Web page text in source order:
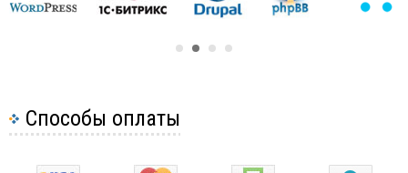
Способы оплаты